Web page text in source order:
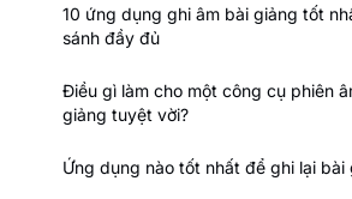
10 ứng dụng ghi âm bài giảng tốt
sánh đầy đủ
Điều gì làm cho một công cụ phiên
giảng tuyệt vời?
Ứng dụng nào tốt nhất để ghi lại bài